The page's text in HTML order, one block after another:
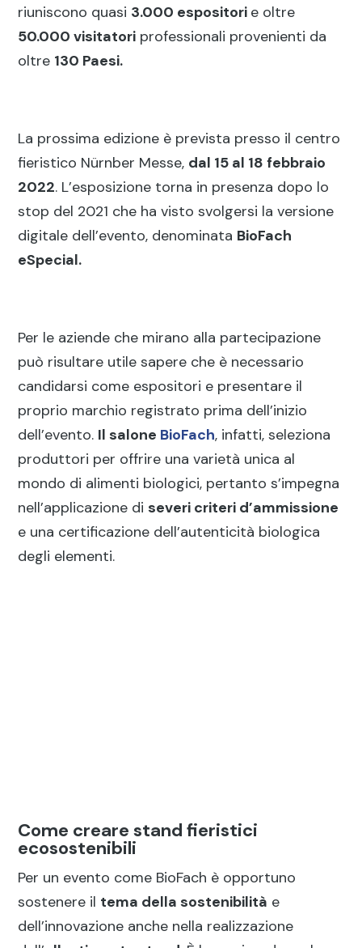
riuniscono quasi 3.000 espositori e oltre
50.000 visitatori professionali provenienti da
oltre 130 Paesi.
La prossima edizione è prevista presso il centro
fieristico Nürnber Messe, dal 15 al 18 febbraio
2022. L’esposizione torna in presenza dopo lo
stop del 2021 che ha visto svolgersi la versione
digitale dell’evento, denominata BioFach
eSpecial.
Per le aziende che mirano alla partecipazione
può risultare utile sapere che è necessario
candidarsi come espositori e presentare il
proprio marchio registrato prima dell’inizio
dell’evento. Il salone BioFach, infatti, seleziona
produttori per offrire una varietà unica al
mondo di alimenti biologici, pertanto s’impegna
nell’applicazione diseveri criteri d’ammissione
e una certificazione dell’autenticità biologica
degli elementi.
Come creare stand fieristici
ecosostenibili
Per un evento come BioFach è opportuno
sostenere il tema della sostenibilità e
dell’innovazione anche nella realizzazione